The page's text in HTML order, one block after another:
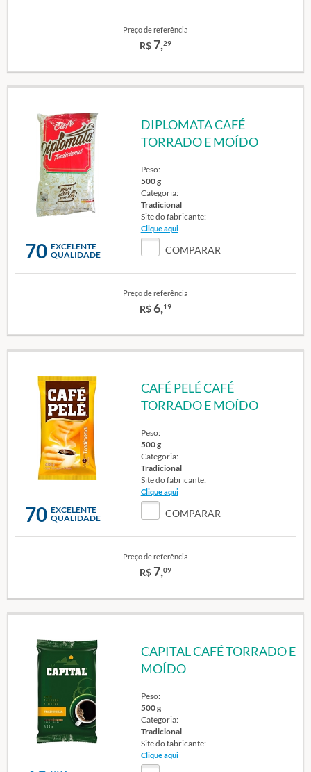
Preço de referência
R$7,29
70 EXCELENTE
QUALIDADE
DIPLOMATA CAFÉ
TORRADO E MOÍDO
Peso:
500 g
Categoria:
Tradicional
Site do fabricante:
Clique aqui
COMPARAR
Preço de referência
R$6,19
70 EXCELENTE
QUALIDADE
CAFÉ PELÉ CAFÉ
TORRADO E MOÍDO
Peso:
500 g
Categoria:
Tradicional
Site do fabricante:
Clique aqui
COMPARAR
Preço de referência
R$7,09
CAPITAL CAFÉ TORRADO E
MOÍDO
Peso:
500 g
Categoria:
Tradicional
Site do fabricante:
Clique aqui